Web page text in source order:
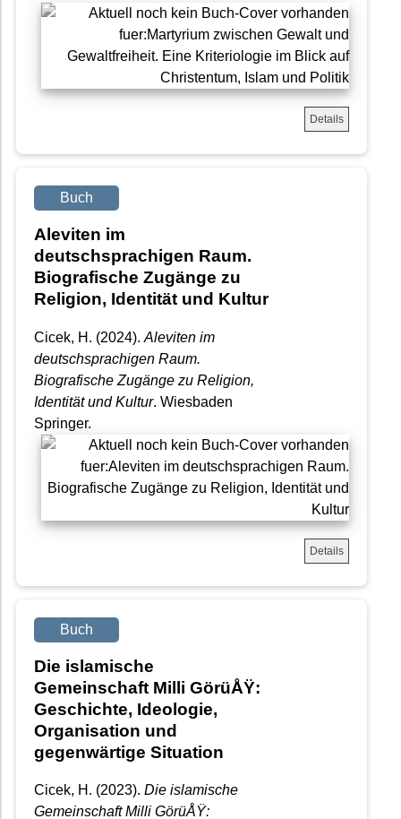
Details
Buch
Aleviten im
deutschsprachigen Raum.
Biografische Zugänge zu
Religion, Identität und Kultur
Cicek, H. (2024). Aleviten im
deutschsprachigen Raum.
Biografische Zugänge zu Religion,
Identität und Kultur. Wiesbaden
Springer.
Details
Buch
Die islamische
Gemeinschaft Milli GörüÅŸ:
Geschichte, Ideologie,
Organisation und
gegenwärtige Situation
Cicek, H. (2023). Die islamische
Gemeinschaft Milli GörüÅŸ: